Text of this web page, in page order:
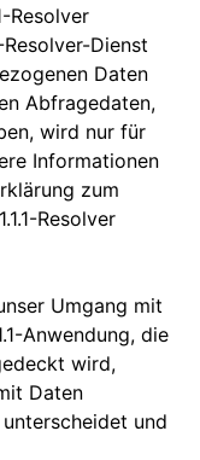
Resolver
Resolver-Dienst
Daten
Abfragedaten,
wird nur für
Informationen
zum
Resolver
Umgang mit
Anwendung, die
wird,
Daten
unterscheidet und